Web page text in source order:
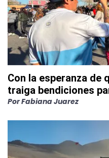
Con la esperanza de
traiga bendiciones
PorFabiana Juarez